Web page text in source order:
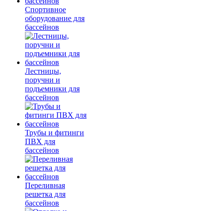
Спортивное
оборудование для
бассейнов
Лестницы,
поручни и
подъемники для
бассейнов
Трубы и фитинги
ПВХ для
бассейнов
Переливная
решетка для
бассейнов